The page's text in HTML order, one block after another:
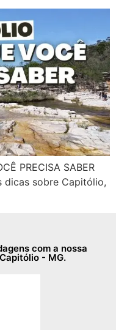
PRECISA SABER
dicas sobre Capitólio,
com a nossa
- MG.